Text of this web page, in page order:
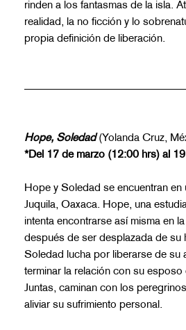
rinden a los fantasmas de la isla.
realidad, la no ficción y lo
propia definición de liberación.
Hope, Soledad (Yolanda Cruz,
*Del 17 de marzo (12:00 hrs) al
Hope y Soledad se encuentran en
Juquila, Oaxaca. Hope, una
intenta encontrarse así misma en
después de ser desplazada de su
Soledad lucha por liberarse de su
terminar la relación con su esposo
Juntas, caminan con los
aliviar su sufrimiento personal.